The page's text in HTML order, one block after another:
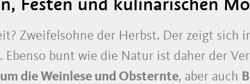
Zweifelsohne der Herbst. Der zeigt sich
bunt wie die Natur ist daher der
die Weinlese und Obsternte, aber auch